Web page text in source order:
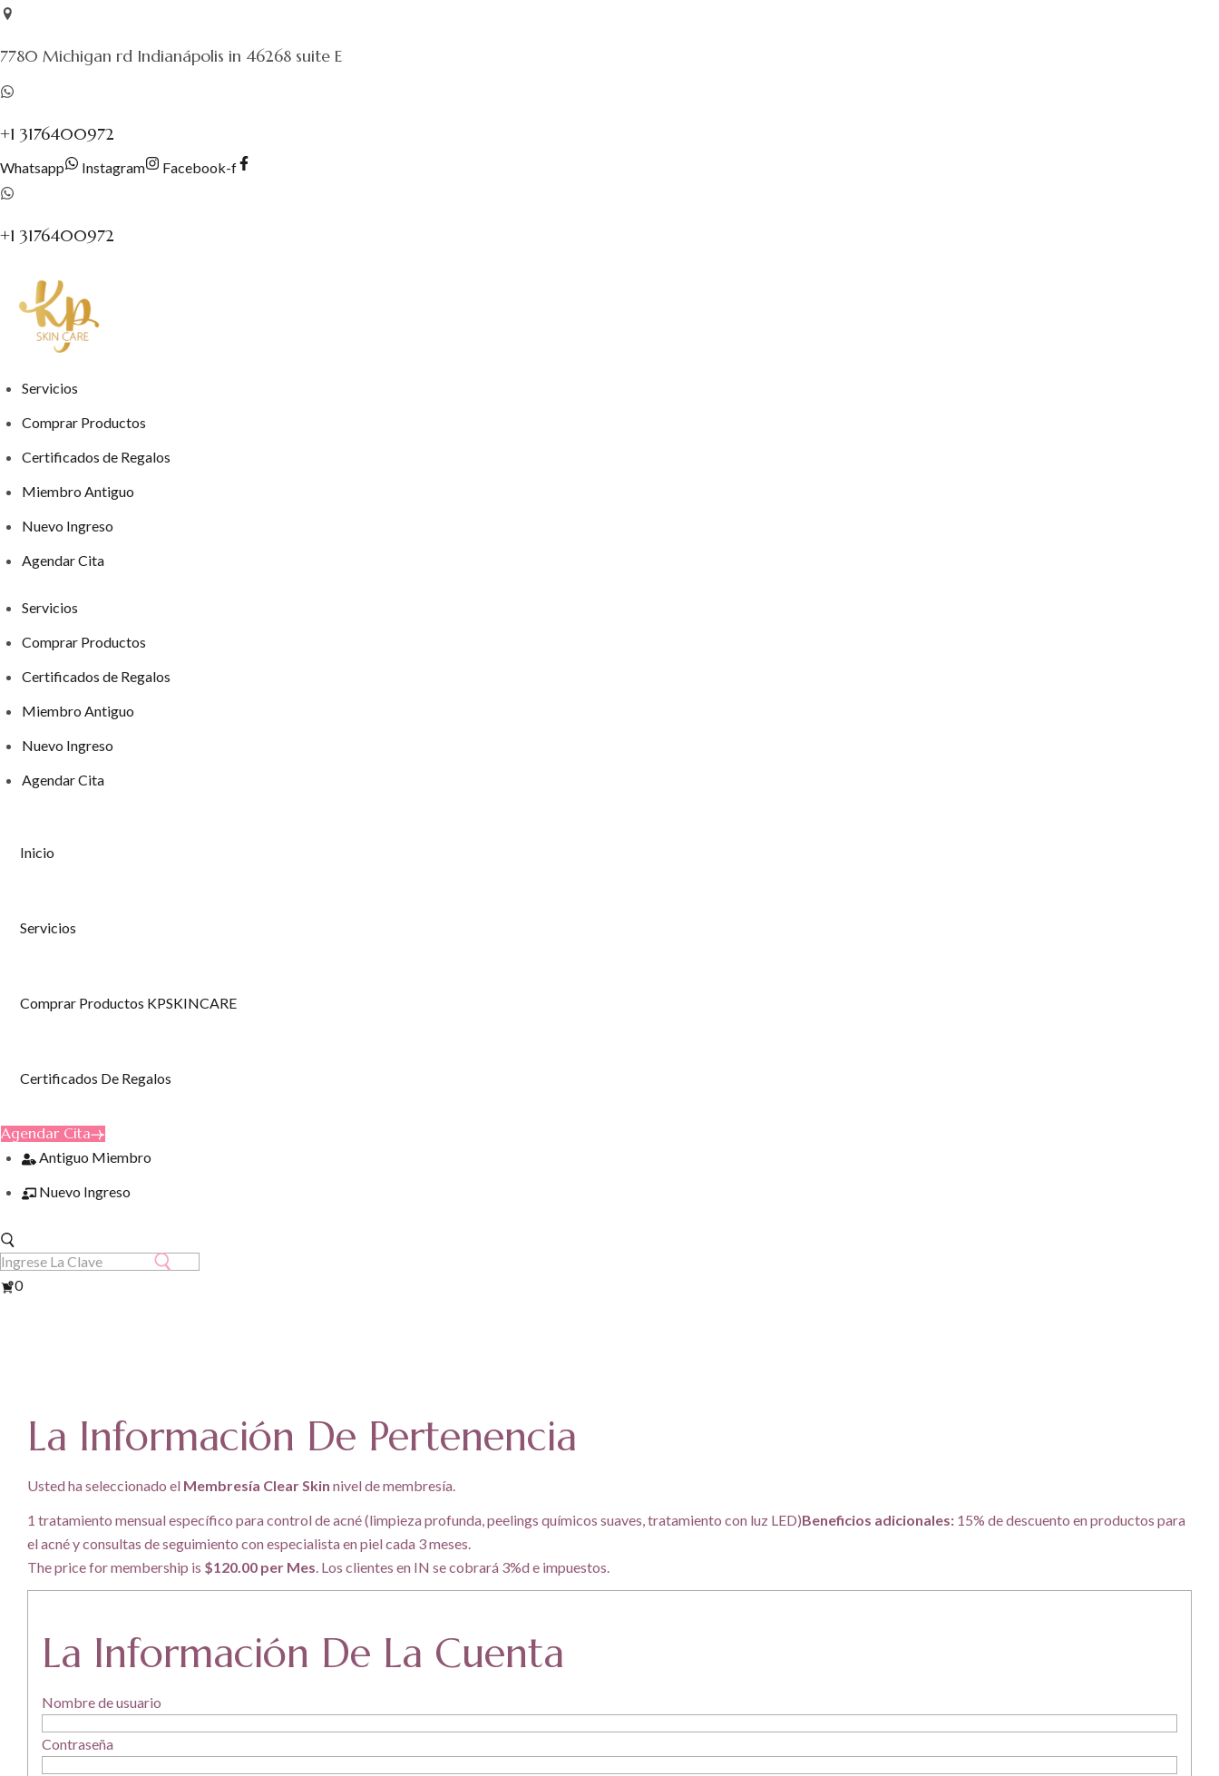
Saltar
contenido
7780 Michigan rd Indianápolis in 46268 suite E
+1 3176400972
Whatsapp Instagram Facebook-f
+1 3176400972
Servicios
Comprar Productos
Certificados de Regalos
Miembro Antiguo
Nuevo Ingreso
Agendar Cita
Servicios
Comprar Productos
Certificados de Regalos
Miembro Antiguo
Nuevo Ingreso
Agendar Cita
Inicio
Servicios
Comprar Productos KPSKINCARE
Certificados De Regalos
Agendar Cita
Antiguo Miembro
Nuevo Ingreso
Ver
0
La Información De Pertenencia
Usted ha seleccionado el Membresía Clear Skin nivel de membresía.
1 tratamiento mensual específico para control de acné (limpieza profunda, peelings químicos suaves, tratamiento con luz LED)Beneficios adicionales: 15% de descuento en productos para
el acné y consultas de seguimiento con especialista en piel cada 3 meses.
The price for membership is $120.00 per Mes. Los clientes en IN se cobrará 3%d e impuestos.
La Información De La Cuenta
Nombre de usuario
Contraseña